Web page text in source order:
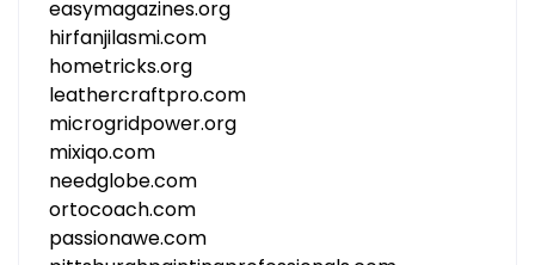
easymagazines.org
hirfanjilasmi.com
hometricks.org
leathercraftpro.com
microgridpower.org
mixiqo.com
needglobe.com
ortocoach.com
passionawe.com